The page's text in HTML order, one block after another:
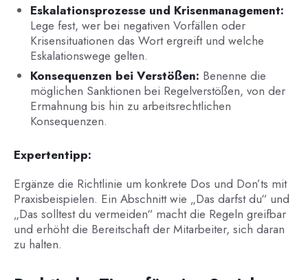
Eskalationsprozesse und Krisenmanagement:
Lege fest, wer bei negativen Vorfällen oder
Krisensituationen das Wort ergreift und welche
Eskalationswege gelten.
Konsequenzen bei Verstößen: Benenne die
möglichen Sanktionen bei Regelverstößen, von der
Ermahnung bis hin zu arbeitsrechtlichen
Konsequenzen.
Expertentipp:
Ergänze die Richtlinie um konkrete Dos und Don’ts mit
Praxisbeispielen. Ein Abschnitt wie „Das darfst du“ und
„Das solltest du vermeiden“ macht die Regeln greifbar
und erhöht die Bereitschaft der Mitarbeiter, sich daran
zu halten.